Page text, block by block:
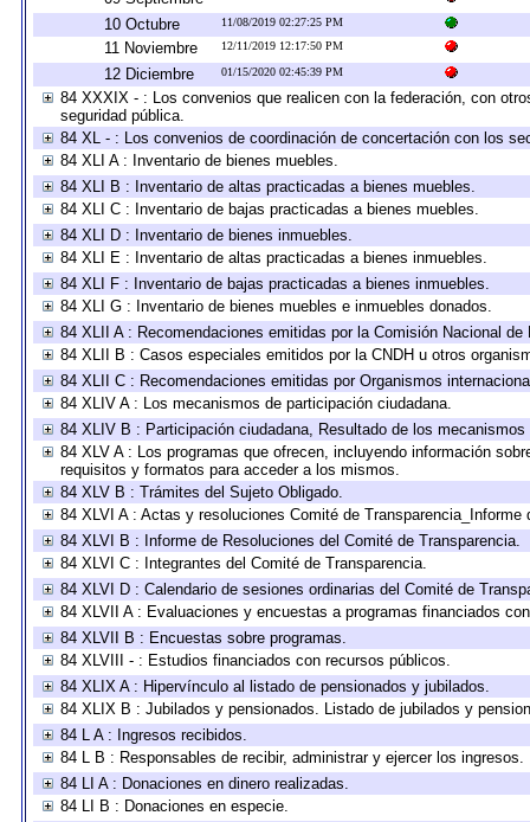
10 Octubre 11/08/2019 02:27:25 PM
11 Noviembre 12/11/2019 12:17:50 PM
12 Diciembre 01/15/2020 02:45:39 PM
84 XXXIX - : Los convenios que realicen con la federación, con
seguridad pública.
84 XL - : Los convenios de coordinación de concertación con los
84 XLI A : Inventario de bienes muebles.
84 XLI B : Inventario de altas practicadas a bienes muebles.
84 XLI C : Inventario de bajas practicadas a bienes muebles.
84 XLI D : Inventario de bienes inmuebles.
84 XLI E : Inventario de altas practicadas a bienes inmuebles.
84 XLI F : Inventario de bajas practicadas a bienes inmuebles.
84 XLI G : Inventario de bienes muebles e inmuebles donados.
84 XLII A : Recomendaciones emitidas por la Comisión Nacional de
84 XLII B : Casos especiales emitidos por la CNDH u otros
84 XLII C : Recomendaciones emitidas por Organismos
84 XLIV A : Los mecanismos de participación ciudadana.
84 XLIV B : Participación ciudadana, Resultado de los
84 XLV A : Los programas que ofrecen, incluyendo información
requisitos y formatos para acceder a los mismos.
84 XLV B : Trámites del Sujeto Obligado.
84 XLVI A : Actas y resoluciones Comité de
84 XLVI B : Informe de Resoluciones del Comité de Transparencia.
84 XLVI C : Integrantes del Comité de Transparencia.
84 XLVI D : Calendario de sesiones ordinarias del Comité de
84 XLVII A : Evaluaciones y encuestas a programas financiados
84 XLVII B : Encuestas sobre programas.
84 XLVIII - : Estudios financiados con recursos públicos.
84 XLIX A : Hipervínculo al listado de pensionados y jubilados.
84 XLIX B : Jubilados y pensionados. Listado de jubilados y
84 L A : Ingresos recibidos.
84 L B : Responsables de recibir, administrar y ejercer los ingresos.
84 LI A : Donaciones en dinero realizadas.
84 LI B : Donaciones en especie.